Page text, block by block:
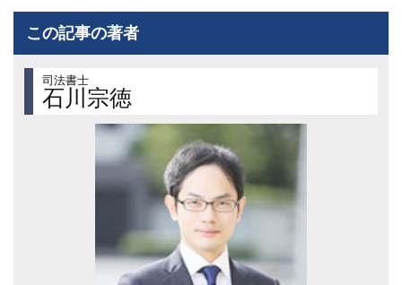
この記事の著者
司法書士
石川宗徳